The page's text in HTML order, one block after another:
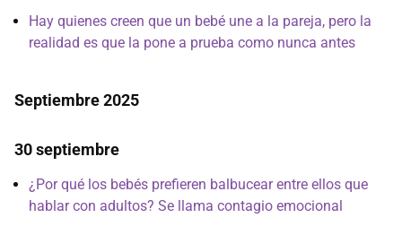
Hay quienes creen que un bebé une a la pareja, pero la
realidad es que la pone a prueba como nunca antes
Septiembre 2025
30 septiembre
¿Por qué los bebés prefieren balbucear entre ellos que
hablar con adultos? Se llama contagio emocional